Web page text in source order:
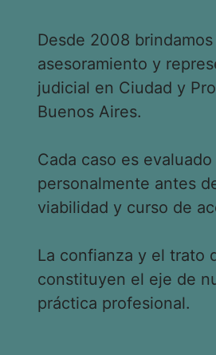
Desde 2008 brindamos
asesoramiento y
judicial en Ciudad y
Buenos Aires.
Cada caso es evaluado
personalmente antes
viabilidad y curso de
La confianza y el trato
constituyen el eje de
práctica profesional.